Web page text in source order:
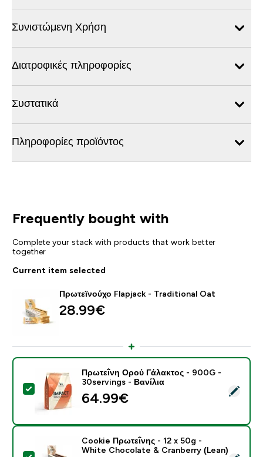
Συνιστώμενη Χρήση
Διατροφικές πληροφορίες
Συστατικά
Πληροφορίες προϊόντος
Frequently bought with
Complete your stack with products that work better
together
Current item selected
Πρωτεϊνούχο Flapjack - Traditional Oat
28.99€‎
Select this product - Πρωτεΐνη Ορού Γάλακτος -
Πρωτεΐνη Ορού Γάλακτος - 900G -
30servings - Βανίλια
64.99€‎
Cookie Πρωτεΐνης - 12 x 50g -
White Chocolate & Cranberry (Lean)